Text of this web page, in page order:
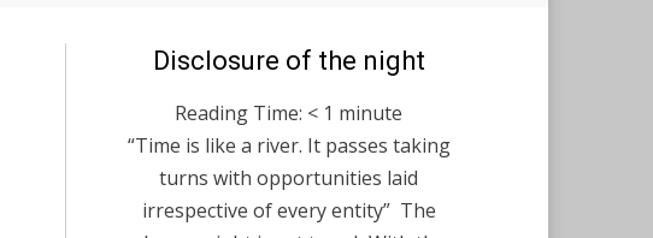
Posted
June 9, 2020
English
Disclosure of the night
Reading Time: < 1 minute
“Time is like a river. It passes taking
turns with opportunities laid
irrespective of every entity” The